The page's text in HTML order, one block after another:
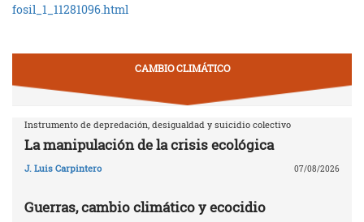
fosil_1_11281096.html
CAMBIO CLIMÁTICO
Instrumento de depredación, desigualdad y suicidio colectivo
La manipulación de la crisis ecológica
J. Luis Carpintero 07/08/2026
Guerras, cambio climático y ecocidio